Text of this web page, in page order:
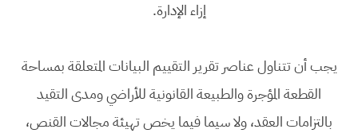
إزاء الإدارة.
يجب أن تتناول عناصر تقرير التقييم البيانات المتعلقة بمساحة
القطعة المؤجرة والطبيعة القانونية للأراضي ومدى التقيد
بالتزامات العقد، ولا سيما فيما يخص تهيئة مجالات القنص،